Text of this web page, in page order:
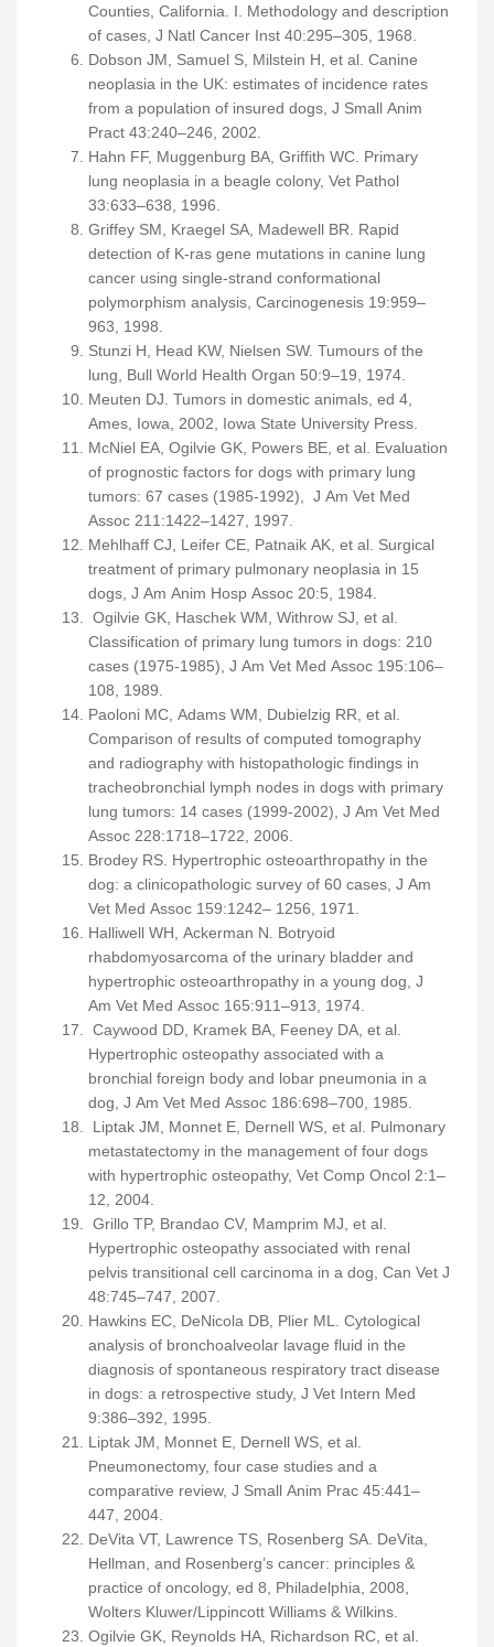
Counties, California. I. Methodology and description
of cases, J Natl Cancer Inst 40:295–305, 1968.
Dobson JM, Samuel S, Milstein H, et al. Canine
neoplasia in the UK: estimates of incidence rates
from a population of insured dogs, J Small Anim
Pract 43:240–246, 2002.
Hahn FF, Muggenburg BA, Griffith WC. Primary
lung neoplasia in a beagle colony, Vet Pathol
33:633–638, 1996.
Griffey SM, Kraegel SA, Madewell BR. Rapid
detection of K-ras gene mutations in canine lung
cancer using single-strand conformational
polymorphism analysis, Carcinogenesis 19:959–
963, 1998.
Stunzi H, Head KW, Nielsen SW. Tumours of the
lung, Bull World Health Organ 50:9–19, 1974.
Meuten DJ. Tumors in domestic animals, ed 4,
Ames, Iowa, 2002, Iowa State University Press.
McNiel EA, Ogilvie GK, Powers BE, et al. Evaluation
of prognostic factors for dogs with primary lung
tumors: 67 cases (1985-1992), J Am Vet Med
Assoc 211:1422–1427, 1997.
Mehlhaff CJ, Leifer CE, Patnaik AK, et al. Surgical
treatment of primary pulmonary neoplasia in 15
dogs, J Am Anim Hosp Assoc 20:5, 1984.
Ogilvie GK, Haschek WM, Withrow SJ, et al.
Classification of primary lung tumors in dogs: 210
cases (1975-1985), J Am Vet Med Assoc 195:106–
108, 1989.
Paoloni MC, Adams WM, Dubielzig RR, et al.
Comparison of results of computed tomography
and radiography with histopathologic findings in
tracheobronchial lymph nodes in dogs with primary
lung tumors: 14 cases (1999-2002), J Am Vet Med
Assoc 228:1718–1722, 2006.
Brodey RS. Hypertrophic osteoarthropathy in the
dog: a clinicopathologic survey of 60 cases, J Am
Vet Med Assoc 159:1242– 1256, 1971.
Halliwell WH, Ackerman N. Botryoid
rhabdomyosarcoma of the urinary bladder and
hypertrophic osteoarthropathy in a young dog, J
Am Vet Med Assoc 165:911–913, 1974.
Caywood DD, Kramek BA, Feeney DA, et al.
Hypertrophic osteopathy associated with a
bronchial foreign body and lobar pneumonia in a
dog, J Am Vet Med Assoc 186:698–700, 1985.
Liptak JM, Monnet E, Dernell WS, et al. Pulmonary
metastatectomy in the management of four dogs
with hypertrophic osteopathy, Vet Comp Oncol 2:1–
12, 2004.
Grillo TP, Brandao CV, Mamprim MJ, et al.
Hypertrophic osteopathy associated with renal
pelvis transitional cell carcinoma in a dog, Can Vet J
48:745–747, 2007.
Hawkins EC, DeNicola DB, Plier ML. Cytological
analysis of bronchoalveolar lavage fluid in the
diagnosis of spontaneous respiratory tract disease
in dogs: a retrospective study, J Vet Intern Med
9:386–392, 1995.
Liptak JM, Monnet E, Dernell WS, et al.
Pneumonectomy, four case studies and a
comparative review, J Small Anim Prac 45:441–
447, 2004.
DeVita VT, Lawrence TS, Rosenberg SA. DeVita,
Hellman, and Rosenberg’s cancer: principles &
practice of oncology, ed 8, Philadelphia, 2008,
Wolters Kluwer/Lippincott Williams & Wilkins.
Ogilvie GK, Reynolds HA, Richardson RC, et al.